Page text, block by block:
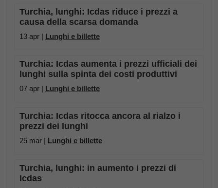
Turchia, lunghi: Icdas riduce i prezzi a
causa della scarsa domanda
13 apr | Lunghi e billette
Turchia: Icdas aumenta i prezzi ufficiali dei
lunghi sulla spinta dei costi produttivi
07 apr | Lunghi e billette
Turchia: Icdas ritocca ancora al rialzo i
prezzi dei lunghi
25 mar | Lunghi e billette
Turchia, lunghi: in aumento i prezzi di
Icdas